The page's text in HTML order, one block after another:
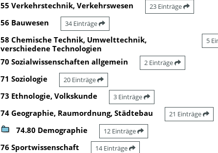
55 Verkehrstechnik, Verkehrswesen 23 Einträge
56 Bauwesen 34 Einträge
58 Chemische Technik, Umwelttechnik,
verschiedene Technologien
5
70 Sozialwissenschaften allgemein 2 Einträge
71 Soziologie 20 Einträge
73 Ethnologie, Volkskunde 3 Einträge
74 Geographie, Raumordnung, Städtebau 21 Einträge
74.80 Demographie 12 Einträge
76 Sportwissenschaft 14 Einträge